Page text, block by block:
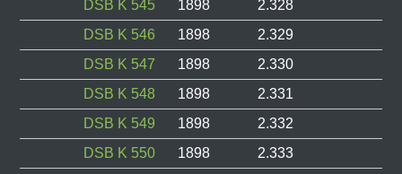
DSB K 545
1898
2.328
DSB K 546
1898
2.329
DSB K 547
1898
2.330
DSB K 548
1898
2.331
DSB K 549
1898
2.332
DSB K 550
1898
2.333